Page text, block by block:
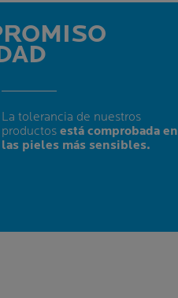
La tolerancia de nuestros
productos está comprobada en
las pieles más sensibles.